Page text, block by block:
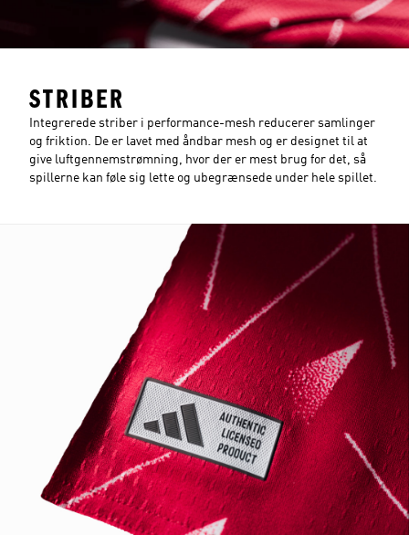
STRIBER
Integrerede striber i performance-mesh reducerer samlinger
og friktion. De er lavet med åndbar mesh og er designet til at
give luftgennemstrømning, hvor der er mest brug for det, så
spillerne kan føle sig lette og ubegrænsede under hele spillet.